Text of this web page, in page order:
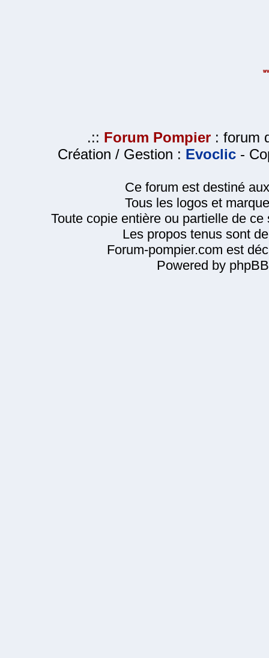
.:: Forum Pompier : forum
Création / Gestion : Evoclic -
Ce forum est destiné
Tous les logos et
Toute copie entière ou partielle de
Les propos tenus sont
Forum-pompier.com est
Powered by